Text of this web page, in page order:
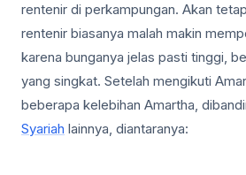
rentenir di perkampungan. Akan
rentenir biasanya malah makin
karena bunganya jelas pasti tinggi,
yang singkat. Setelah mengikuti
beberapa kelebihan Amartha,
Syariah lainnya, diantaranya: